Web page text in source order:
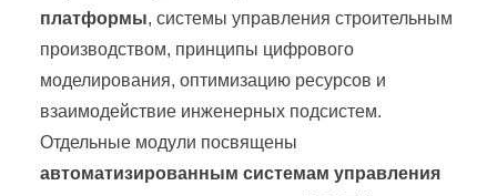
платформы, системы управления строительным
производством, принципы цифрового
моделирования, оптимизацию ресурсов и
взаимодействие инженерных подсистем.
Отдельные модули посвящены
автоматизированным системам управления